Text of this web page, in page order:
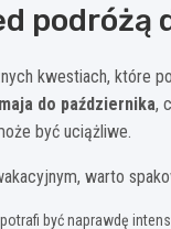
podróżą
kwestiach, które
do października,
być uciążliwe.
warto
być naprawdę